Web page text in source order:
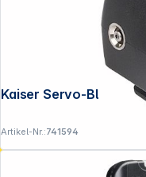
Artikel-Nr.:741594